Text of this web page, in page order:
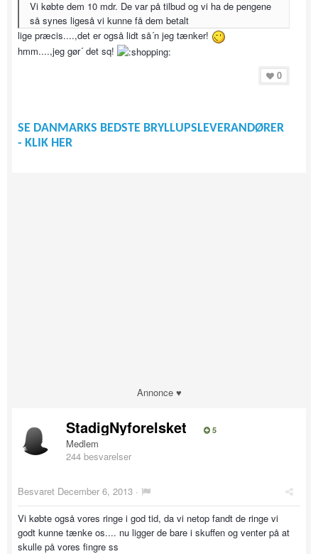
Vi købte dem 10 mdr. De var på tilbud og vi ha de pengene
så synes ligeså vi kunne få dem betalt
lige præcis....,det er også lidt så´n jeg tænker!
hmm....,jeg gør´ det sq!
0
SE DANMARKS BEDSTE BRYLLUPSLEVERANDØRER
- KLIK HER
Annonce ♥
StadigNyforelsket 5
Medlem
244 besvarelser
Besvaret December 6, 2013 ·
Vi købte også vores ringe i god tid, da vi netop fandt de ringe vi
godt kunne tænke os.... nu ligger de bare i skuffen og venter på at
skulle på vores fingre ss